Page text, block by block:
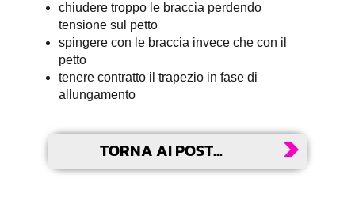
chiudere troppo le braccia perdendo
tensione sul petto
spingere con le braccia invece che con il
petto
tenere contratto il trapezio in fase di
allungamento
TORNA AI POST...